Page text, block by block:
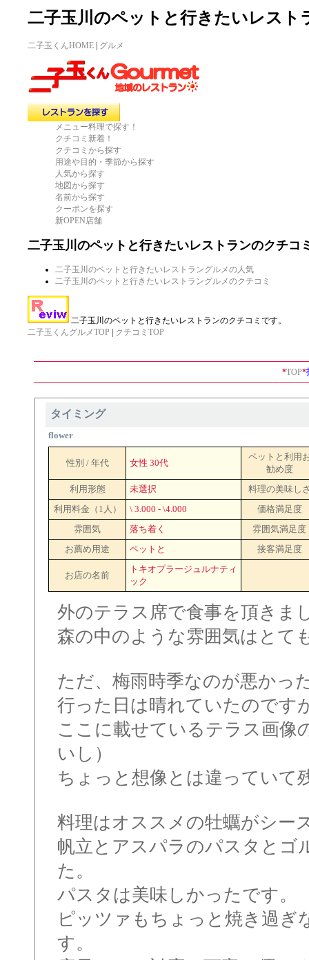
二子玉川のペットと行きたいレスト
二子玉くんHOME グルメ
メニュー料理で探す！
クチコミ新着！
クチコミから探す
用途や目的・季節から探す
人気から探す
地図から探す
名前から探す
クーポンを探す
新OPEN店舗
二子玉川のペットと行きたいレストランのクチコ
二子玉川のペットと行きたいレストラングルメの人気
二子玉川のペットと行きたいレストラングルメのクチコミ
二子玉川のペットと行きたいレストランのクチコミです。
二子玉くんグルメTOP
クチコミTOP
*TOP*
タイミング
flower
性別 / 年代 女性 30代
ペットと利用
勧め度
利用形態
未選択
料理の美味し
利用料金（1人）
\ 3.000 - \4.000
価格満足度
雰囲気
落ち着く
雰囲気満足度
お薦め用途
ペットと 接客満足度
お店の名前
トキオプラージュルナティ
ック
外のテラス席で食事を頂きま
森の中のような雰囲気はとて
ただ、梅雨時季なのが悪か
行った日は晴れていたのです
ここに載せているテラス画像
いし）
ちょっと想像とは違っていて
料理はオススメの牡蠣がシー
帆立とアスパラのパスタとゴ
た。
パスタは美味しかったです。
ピッツァもちょっと焼き過ぎ
す。